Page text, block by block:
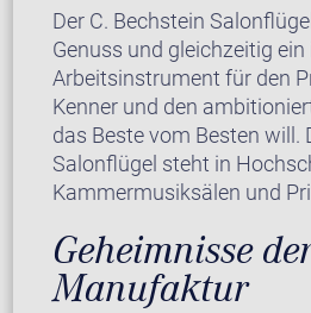
Der C. Bechstein
Genuss und gleichzeitig ein
Arbeitsinstrument für den
Kenner und den
das Beste vom Besten will.
Salonflügel steht in
Kammermusiksälen und
Geheimnisse
Manufaktur